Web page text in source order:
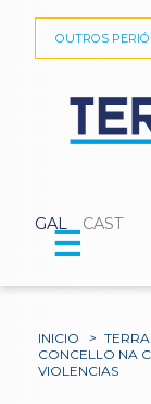
GAL CAST
OUTROS
☰
INICIO >
CONCELLO NA
VIOLENCIAS